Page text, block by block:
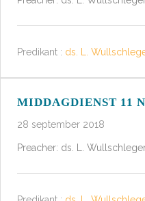
Predikant : ds. L.
MIDDAGDIENST 11
28 september 2018
Preacher: ds. L.